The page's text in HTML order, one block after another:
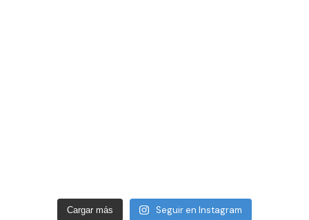
Cargar más Seguir en Instagram